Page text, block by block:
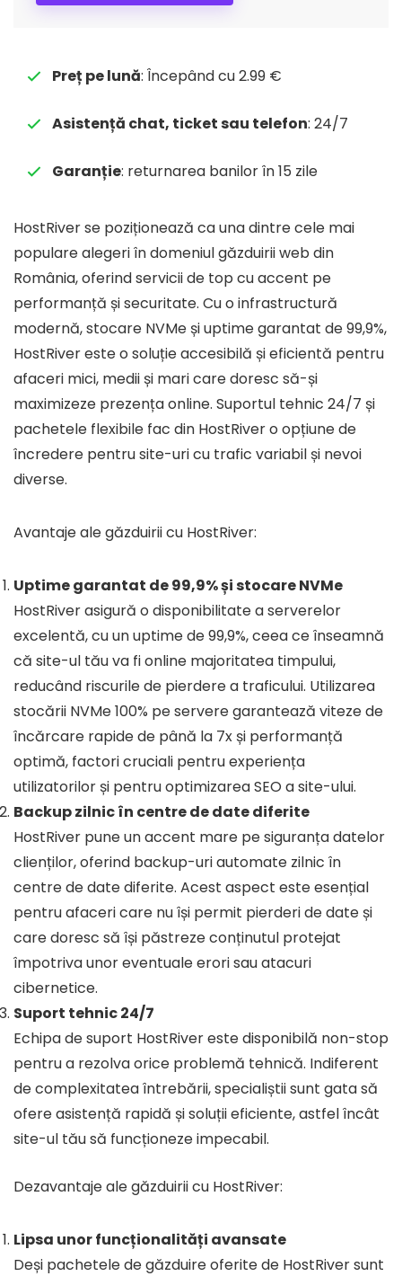
Preț pe lună: Începând cu 2.99 €
Asistență chat, ticket sau telefon: 24/7
Garanție: returnarea banilor în 15 zile
HostRiver se poziționează ca una dintre cele mai
populare alegeri în domeniul găzduirii web din
România, oferind servicii de top cu accent pe
performanță și securitate. Cu o infrastructură
modernă, stocare NVMe și uptime garantat de 99,9%,
HostRiver este o soluție accesibilă și eficientă pentru
afaceri mici, medii și mari care doresc să-și
maximizeze prezența online. Suportul tehnic 24/7 și
pachetele flexibile fac din HostRiver o opțiune de
încredere pentru site-uri cu trafic variabil și nevoi
diverse.
Avantaje ale găzduirii cu HostRiver:
Uptime garantat de 99,9% și stocare NVMe
HostRiver asigură o disponibilitate a serverelor
excelentă, cu un uptime de 99,9%, ceea ce înseamnă
că site-ul tău va fi online majoritatea timpului,
reducând riscurile de pierdere a traficului. Utilizarea
stocării NVMe 100% pe servere garantează viteze de
încărcare rapide de până la 7x și performanță
optimă, factori cruciali pentru experiența
utilizatorilor și pentru optimizarea SEO a site-ului.
Backup zilnic în centre de date diferite
HostRiver pune un accent mare pe siguranța datelor
clienților, oferind backup-uri automate zilnic în
centre de date diferite. Acest aspect este esențial
pentru afaceri care nu își permit pierderi de date și
care doresc să își păstreze conținutul protejat
împotriva unor eventuale erori sau atacuri
cibernetice.
Suport tehnic 24/7
Echipa de suport HostRiver este disponibilă non-stop
pentru a rezolva orice problemă tehnică. Indiferent
de complexitatea întrebării, specialiștii sunt gata să
ofere asistență rapidă și soluții eficiente, astfel încât
site-ul tău să funcționeze impecabil.
Dezavantaje ale găzduirii cu HostRiver:
Lipsa unor funcționalități avansate
Deși pachetele de găzduire oferite de HostRiver sunt